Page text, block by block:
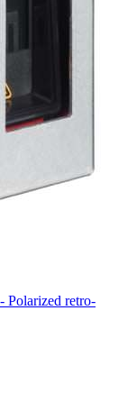
Polarized retro-